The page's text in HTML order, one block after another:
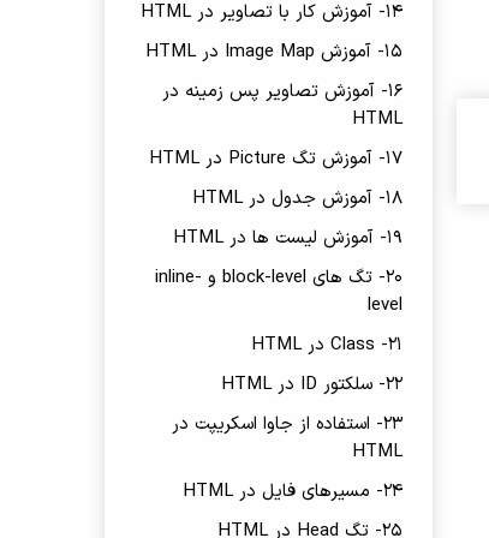
14- آموزش کار با تصاویر در HTML
15- آموزش Image Map در HTML
16- آموزش تصاویر پس زمینه در
HTML
17- آموزش تگ Picture در HTML
18- آموزش جدول در HTML
19- آموزش لیست ها در HTML
20- تگ های block-level و inline-
level
21- Class در HTML
22- سلکتور ID در HTML
23- استفاده از جاوا اسکریپت در
HTML
24- مسیرهای فایل در HTML
25- تگ Head در HTML